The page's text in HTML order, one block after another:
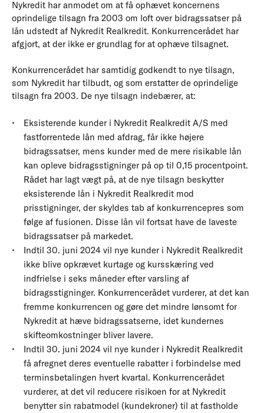
Nykredit har anmodet om at få ophævet koncernens
oprindelige tilsagn fra 2003 om loft over bidragssatser på
lån udstedt af Nykredit Realkredit. Konkurrencerådet har
afgjort, at der ikke er grundlag for at ophæve tilsagnet.
Konkurrencerådet har samtidig godkendt to nye tilsagn,
som Nykredit har tilbudt, og som erstatter de oprindelige
tilsagn fra 2003. De nye tilsagn indebærer, at:
Eksisterende kunder i Nykredit Realkredit A/S med
fastforrentede lån med afdrag, får ikke højere
bidragssatser, mens kunder med de mere risikable lån
kan opleve bidragsstigninger på op til 0,15 procentpoint.
Rådet har lagt vægt på, at de nye tilsagn beskytter
eksisterende lån i Nykredit Realkredit mod
prisstigninger, der skyldes tab af konkurrencepres som
følge af fusionen. Disse lån vil fortsat have de laveste
bidragssatser på markedet.
Indtil 30. juni 2024 vil nye kunder i Nykredit Realkredit
ikke blive opkrævet kurtage og kursskæring ved
indfrielse i seks måneder efter varsling af
bidragsstigninger. Konkurrencerådet vurderer, at det kan
fremme konkurrencen og gøre det mindre lønsomt for
Nykredit at hæve bidragssatserne, idet kundernes
skifteomkostninger bliver lavere.
Indtil 30. juni 2024 vil nye kunder i Nykredit Realkredit
få afregnet deres eventuelle rabatter i forbindelse med
terminsbetalingen hvert kvartal. Konkurrencerådet
vurderer, at det vil reducere risikoen for at Nykredit
benytter sin rabatmodel (kundekroner) til at fastholde